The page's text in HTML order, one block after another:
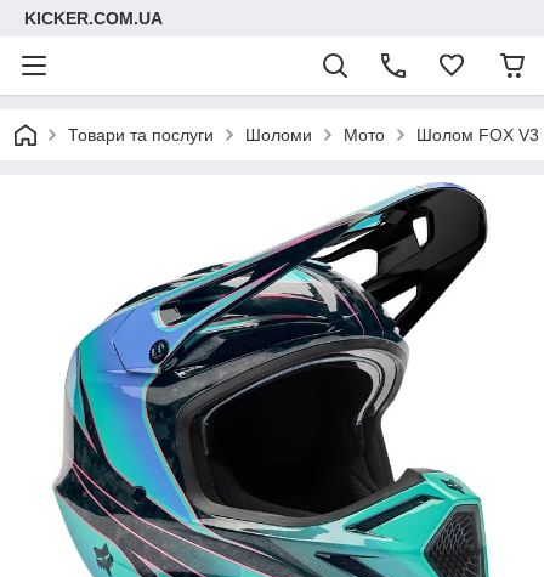
KICKER.COM.UA
Товари та послуги Шоломи Мото Шолом FOX V3